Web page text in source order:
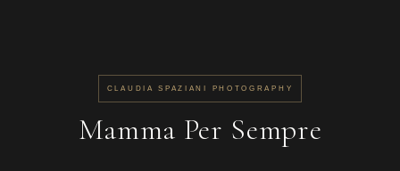
CLAUDIA SPAZIANI PHOTOGRAPHY
Mamma Per Sempre